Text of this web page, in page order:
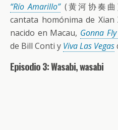
“Río Amarillo”(黄河协奏曲
cantata homónima de
nacido en Macau, Gonna
de Bill Conti y Viva Las Vegas
Episodio 3: Wasabi, wasabi